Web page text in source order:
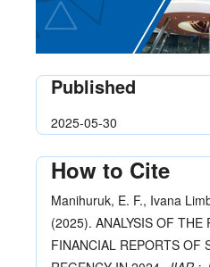
Published
2025-05-30
How to Cite
Manihuruk, E. F., Ivana
(2025). ANALYSIS OF THE
FINANCIAL REPORTS OF